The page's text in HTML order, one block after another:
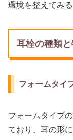
環境を整えてみ
耳栓の種類
フォームタイ
フォームタイプ
ており、耳の形